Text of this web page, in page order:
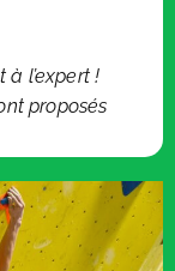
l’expert !
proposés